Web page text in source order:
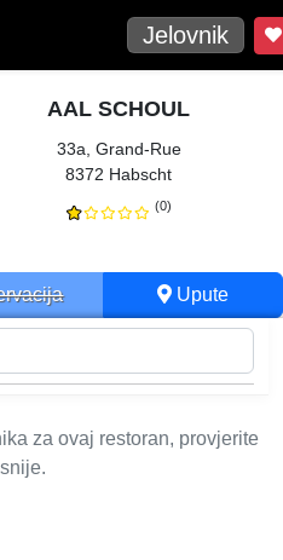
Jelovnik
AAL SCHOUL
33a, Grand-Rue
8372 Habscht
(0)
Upute
za ovaj restoran, provjerite